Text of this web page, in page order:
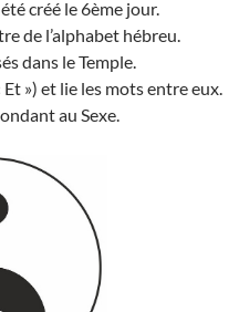
créé le 6ème jour.
de l’alphabet hébreu.
dans le Temple.
») et lie les mots entre eux.
au Sexe.